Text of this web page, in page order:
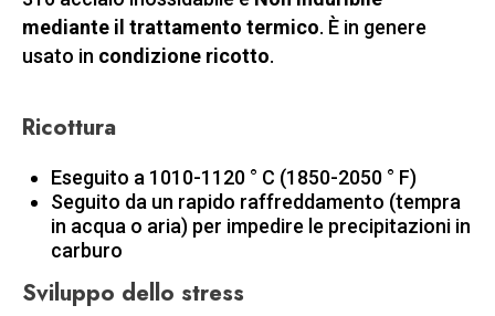
mediante il trattamento termico. È in genere
usato in condizione ricotto.
Ricottura
Eseguito a 1010-1120 ° C (1850-2050 ° F)
Seguito da un rapido raffreddamento (tempra
in acqua o aria) per impedire le precipitazioni in
carburo
Sviluppo dello stress